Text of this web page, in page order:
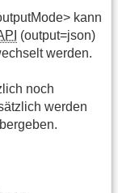
kann
(output=json)
werden.
noch
werden